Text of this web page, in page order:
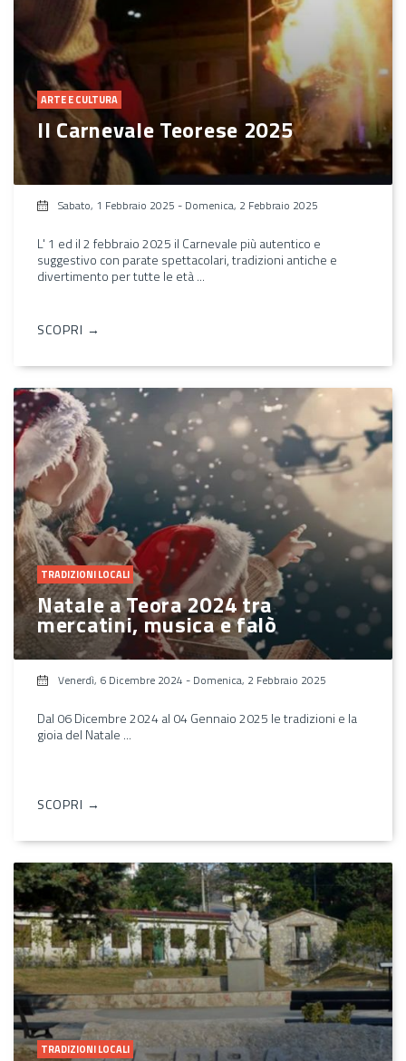
ARTE E CULTURA
Il Carnevale Teorese 2025
Sabato, 1 Febbraio 2025 - Domenica, 2 Febbraio 2025
L' 1 ed il 2 febbraio 2025 il Carnevale più autentico e
suggestivo con parate spettacolari, tradizioni antiche e
divertimento per tutte le età ...
SCOPRI →
TRADIZIONI LOCALI
Natale a Teora 2024 tra
mercatini, musica e falò
Venerdì, 6 Dicembre 2024 - Domenica, 2 Febbraio 2025
Dal 06 Dicembre 2024 al 04 Gennaio 2025 le tradizioni e la
gioia del Natale ...
SCOPRI →
TRADIZIONI LOCALI